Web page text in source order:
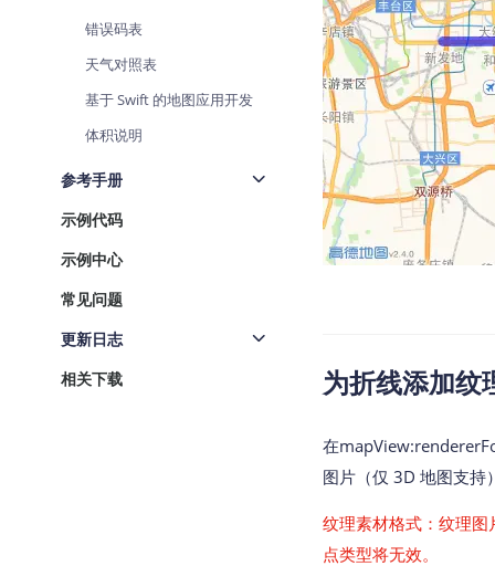
错误码表
天气对照表
基于 Swift 的地图应用开发
体积说明
参考手册
示例代码
示例中心
常见问题
更新日志
相关下载
为折线添加纹
在
图片（仅 3D 地图支持
纹理素材格式：纹理
点类型将无效。